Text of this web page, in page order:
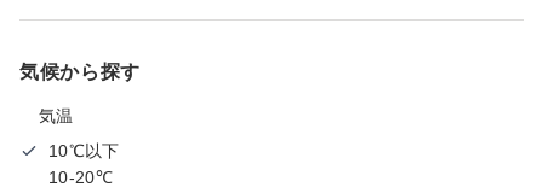
気候から探す
気温
10℃以下
10-20℃